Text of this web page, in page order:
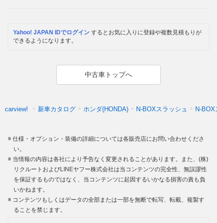
Yahoo! JAPAN IDでログイン するとお気に入りに登録や複数見積もりが
できるようになります。
中古車トップへ
carview! 新車カタログ ホンダ(HONDA) N-BOXスラッシュ N-
仕様・オプション・装備の詳細については各販売店にお問い合わせくださ
い。
当情報の内容は各社により予告なく変更されることがあります。また、(株)
リクルートおよびLINEヤフー株式会社は当コンテンツの完全性、無誤謬性
を保証するものではなく、当コンテンツに起因するいかなる損害の責も負
いかねます。
コンテンツもしくはデータの全部または一部を無断で転写、転載、複製す
ることを禁じます。